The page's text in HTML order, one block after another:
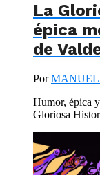
La
épica
de
Por
Humor, épica
Gloriosa